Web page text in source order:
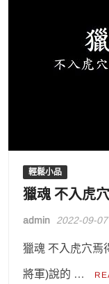
輕鬆小品
獵魂 不入虎
admin 2022-09-07
獵魂 不入虎穴焉
將軍)說的 …